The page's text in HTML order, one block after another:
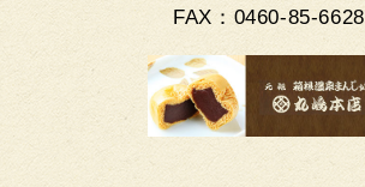
FAX：0460-85-6628
CLOSE